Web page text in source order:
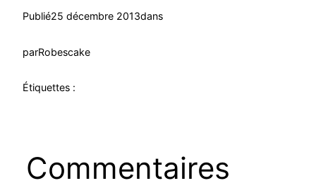
Publié25 décembre 2013dans
parRobescake
Étiquettes :
Commentaires